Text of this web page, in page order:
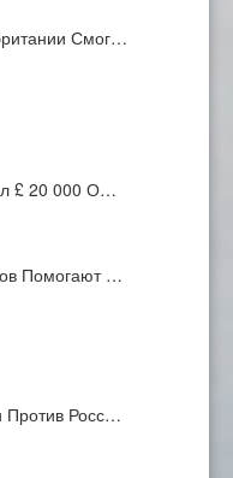
Смог…
£ 20 000 О…
Помогают …
Против Росс…